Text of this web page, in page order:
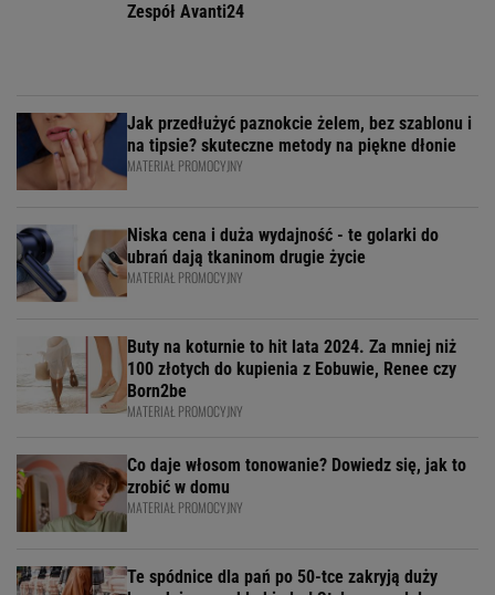
Zespół Avanti24
Jak przedłużyć paznokcie żelem, bez szablonu i
na tipsie? skuteczne metody na piękne dłonie
MATERIAŁ PROMOCYJNY
Niska cena i duża wydajność - te golarki do
ubrań dają tkaninom drugie życie
MATERIAŁ PROMOCYJNY
Buty na koturnie to hit lata 2024. Za mniej niż
100 złotych do kupienia z Eobuwie, Renee czy
Born2be
MATERIAŁ PROMOCYJNY
Co daje włosom tonowanie? Dowiedz się, jak to
zrobić w domu
MATERIAŁ PROMOCYJNY
Te spódnice dla pań po 50-tce zakryją duży